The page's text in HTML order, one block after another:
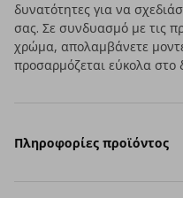
δυνατότητες για να
σας. Σε συνδυασμό με τις
χρώμα, απολαμβάνετε
προσαρμόζεται εύκολα στο
Πληροφορίες προϊόντος